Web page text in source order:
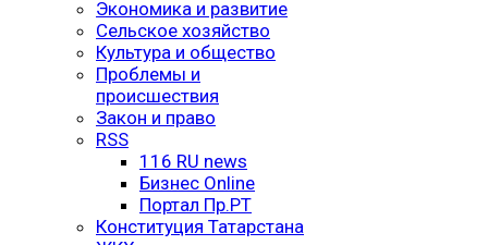
Экономика и развитие
Сельское хозяйство
Культура и общество
Проблемы и
происшествия
Закон и право
RSS
116 RU news
Бизнес Online
Портал Пр.РТ
Конституция Татарстана